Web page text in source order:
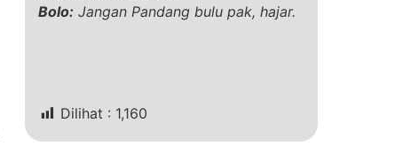
Bolo: Jangan Pandang bulu pak, hajar.
Dilihat : 1,160